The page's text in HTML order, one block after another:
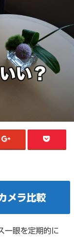
メラ比較
一眼を定期的に